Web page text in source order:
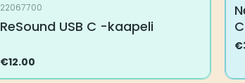
22067700
ReSound USB C -kaapeli
€12.00
€